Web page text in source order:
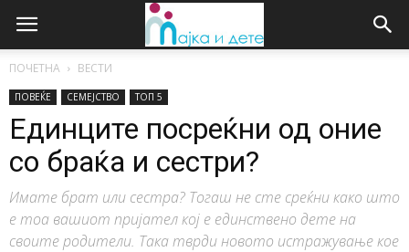
ПОЧЕТНА ВЕСТИ
ПОВЕЌЕ СЕМЕЈСТВО ТОП 5
Единците посреќни од оние
со браќа и сестри?
Имате брат или сестра? Тогаш не сте среќни како што
е тоа вашиот пријател кој е единствено дете на
своите родители. Така тврди новото истражување кое